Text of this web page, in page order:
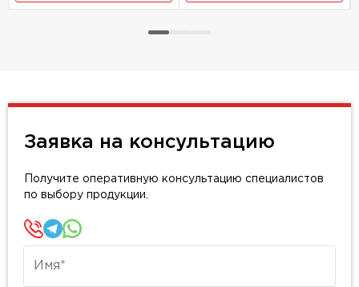
Заявка на консультацию
Получите оперативную консультацию специалистов
по выбору продукции.